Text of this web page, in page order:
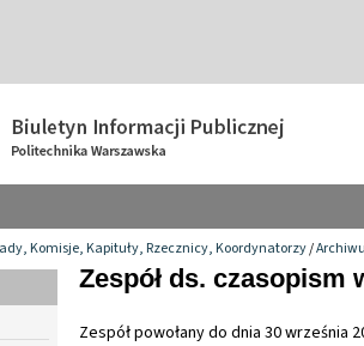
Komisje, Kapituły, Rzecznicy, Koordynatorzy/
Zespół ds. czasopism
Zespół powołany do dnia 30 września